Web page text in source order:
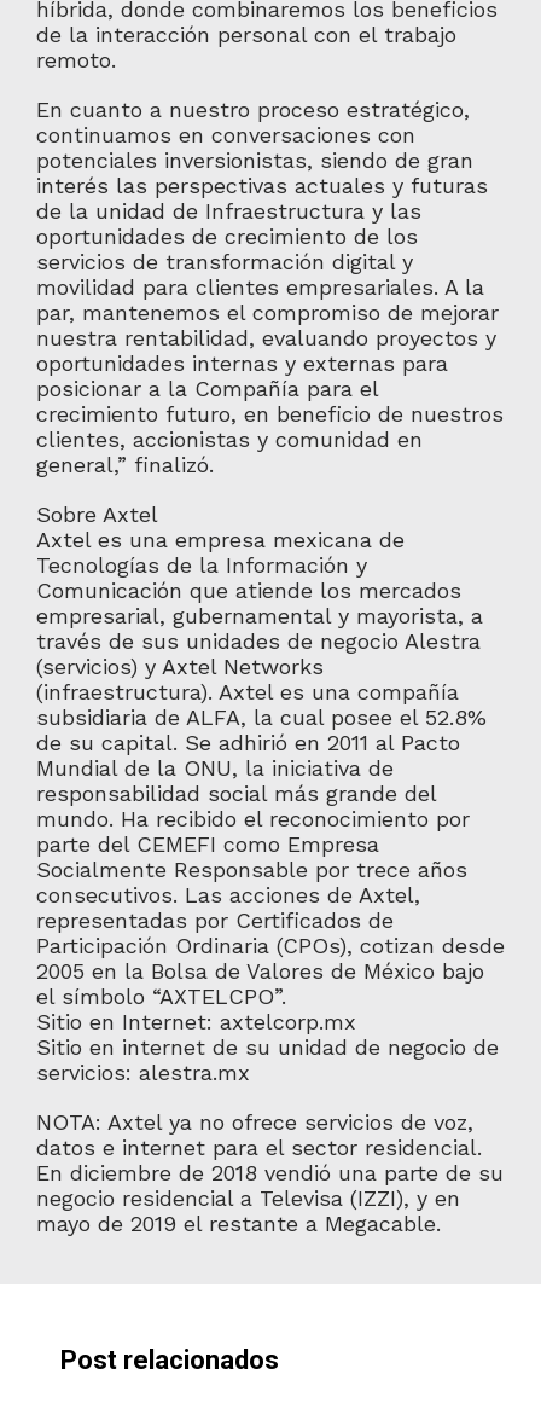
híbrida, donde combinaremos los beneficios
de la interacción personal con el trabajo
remoto.
En cuanto a nuestro proceso estratégico,
continuamos en conversaciones con
potenciales inversionistas, siendo de gran
interés las perspectivas actuales y futuras
de la unidad de Infraestructura y las
oportunidades de crecimiento de los
servicios de transformación digital y
movilidad para clientes empresariales. A la
par, mantenemos el compromiso de mejorar
nuestra rentabilidad, evaluando proyectos y
oportunidades internas y externas para
posicionar a la Compañía para el
crecimiento futuro, en beneficio de nuestros
clientes, accionistas y comunidad en
general,” finalizó.
Sobre Axtel
Axtel es una empresa mexicana de
Tecnologías de la Información y
Comunicación que atiende los mercados
empresarial, gubernamental y mayorista, a
través de sus unidades de negocio Alestra
(servicios) y Axtel Networks
(infraestructura). Axtel es una compañía
subsidiaria de ALFA, la cual posee el 52.8%
de su capital. Se adhirió en 2011 al Pacto
Mundial de la ONU, la iniciativa de
responsabilidad social más grande del
mundo. Ha recibido el reconocimiento por
parte del CEMEFI como Empresa
Socialmente Responsable por trece años
consecutivos. Las acciones de Axtel,
representadas por Certificados de
Participación Ordinaria (CPOs), cotizan desde
2005 en la Bolsa de Valores de México bajo
el símbolo “AXTELCPO”.
Sitio en Internet: axtelcorp.mx
Sitio en internet de su unidad de negocio de
servicios: alestra.mx
NOTA: Axtel ya no ofrece servicios de voz,
datos e internet para el sector residencial.
En diciembre de 2018 vendió una parte de su
negocio residencial a Televisa (IZZI), y en
mayo de 2019 el restante a Megacable.
Post relacionados